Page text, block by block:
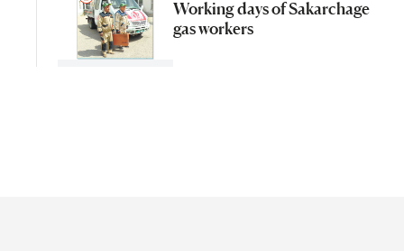
Working days of Sakarchage
gas workers